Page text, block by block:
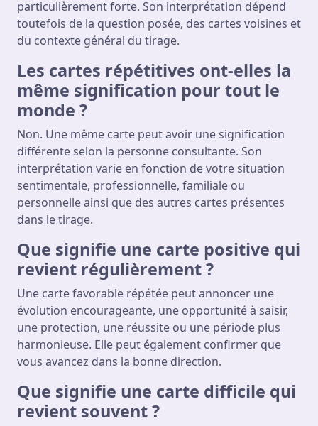
particulièrement forte. Son interprétation dépend
toutefois de la question posée, des cartes voisines et
du contexte général du tirage.
Les cartes répétitives ont-elles la
même signification pour tout le
monde ?
Non. Une même carte peut avoir une signification
différente selon la personne consultante. Son
interprétation varie en fonction de votre situation
sentimentale, professionnelle, familiale ou
personnelle ainsi que des autres cartes présentes
dans le tirage.
Que signifie une carte positive qui
revient régulièrement ?
Une carte favorable répétée peut annoncer une
évolution encourageante, une opportunité à saisir,
une protection, une réussite ou une période plus
harmonieuse. Elle peut également confirmer que
vous avancez dans la bonne direction.
Que signifie une carte difficile qui
revient souvent ?